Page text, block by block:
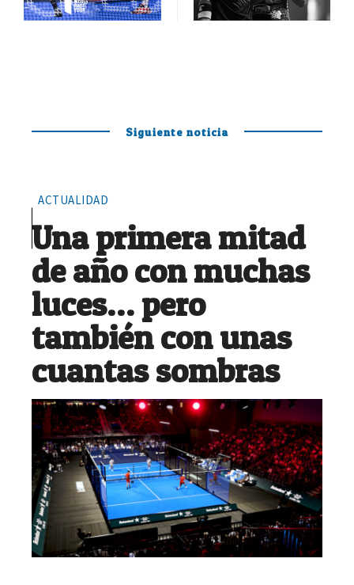
Siguiente noticia
ACTUALIDAD
Una primera mitad
de año con muchas
luces… pero
también con unas
cuantas sombras